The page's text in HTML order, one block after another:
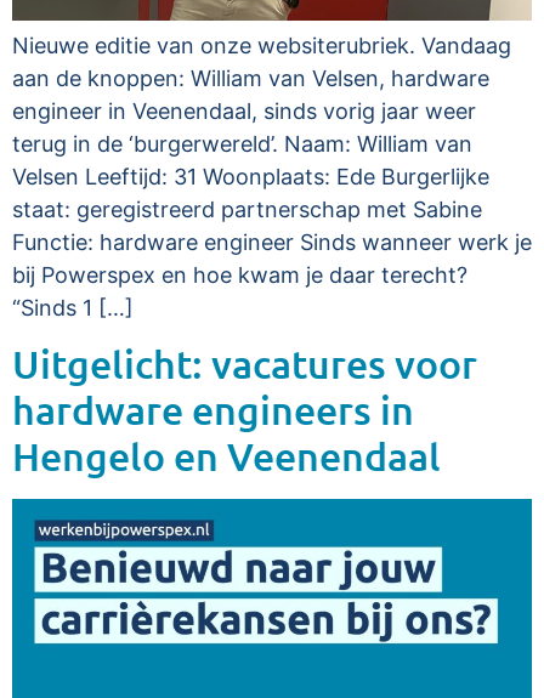
Nieuwe editie van onze websiterubriek. Vandaag
aan de knoppen: William van Velsen, hardware
engineer in Veenendaal, sinds vorig jaar weer
terug in de ‘burgerwereld’. Naam: William van
Velsen Leeftijd: 31 Woonplaats: Ede Burgerlijke
staat: geregistreerd partnerschap met Sabine
Functie: hardware engineer Sinds wanneer werk je
bij Powerspex en hoe kwam je daar terecht?
“Sinds 1 […]
Uitgelicht: vacatures voor
hardware engineers in
Hengelo en Veenendaal